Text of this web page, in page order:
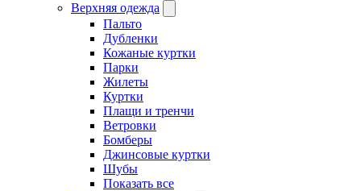
Верхняя одежда
Пальто
Дубленки
Кожаные куртки
Парки
Жилеты
Куртки
Плащи и тренчи
Ветровки
Бомберы
Джинсовые куртки
Шубы
Показать все